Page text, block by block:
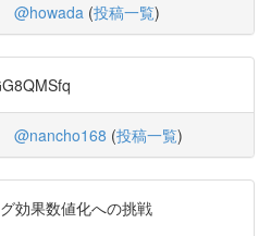
@howada (投稿一覧)
@nancho168 (投稿一覧)
効果数値化への挑戦